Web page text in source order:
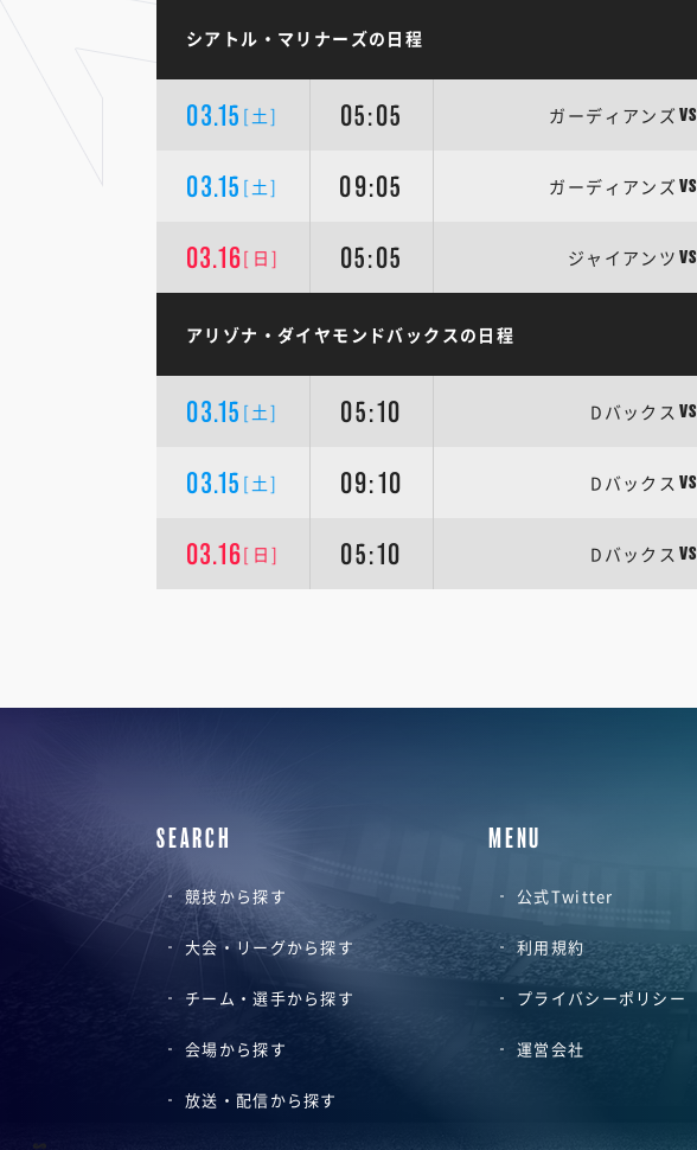
シアトル・マリナーズの日程
03.15 [土] 05:05 ガーディアンズ VS
03.15 [土] 09:05 ガーディアンズ VS
03.16[日] 05:05 ジャイアンツ VS
アリゾナ・ダイヤモンドバックスの日程
03.15 [土] 05:10 Dバックス VS
03.15 [土] 09:10 Dバックス VS
03.16[日] 05:10 Dバックス VS
SEARCH
競技から探す
大会・リーグから探す
チーム・選手から探す
会場から探す
放送・配信から探す
MENU
公式Twitter
利用規約
プライバシーポリシー
運営会社